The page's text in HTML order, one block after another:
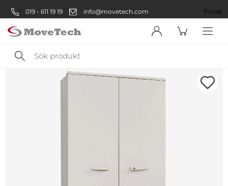
019 - 611 19 19 info@movetech.com Privat
Sök
produkt